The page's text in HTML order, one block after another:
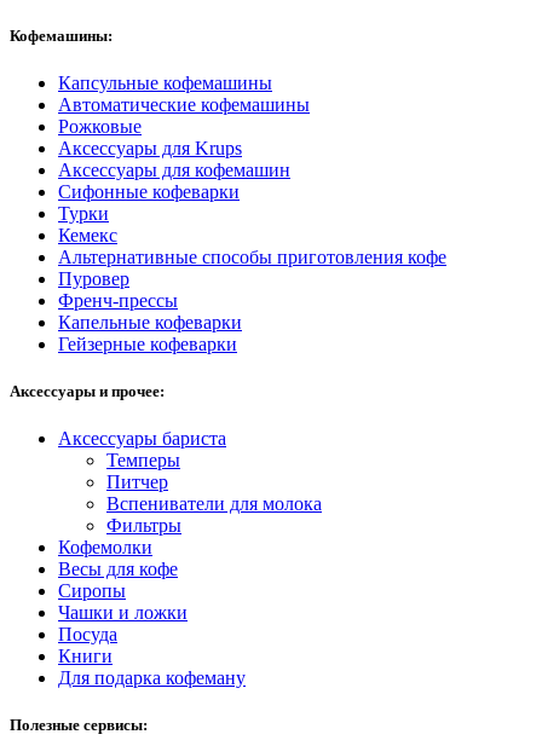
Кофемашины:
Капсульные кофемашины
Автоматические кофемашины
Рожковые
Аксессуары для Krups
Аксессуары для кофемашин
Сифонные кофеварки
Турки
Кемекс
Альтернативные способы приготовления кофе
Пуровер
Френч-прессы
Капельные кофеварки
Гейзерные кофеварки
Аксессуары и прочее:
Аксессуары бариста
Темперы
Питчер
Вспениватели для молока
Фильтры
Кофемолки
Весы для кофе
Сиропы
Чашки и ложки
Посуда
Книги
Для подарка кофеману
Полезные сервисы: